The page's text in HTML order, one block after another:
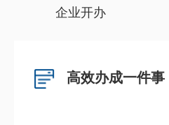
企业开办
高效办成一件事